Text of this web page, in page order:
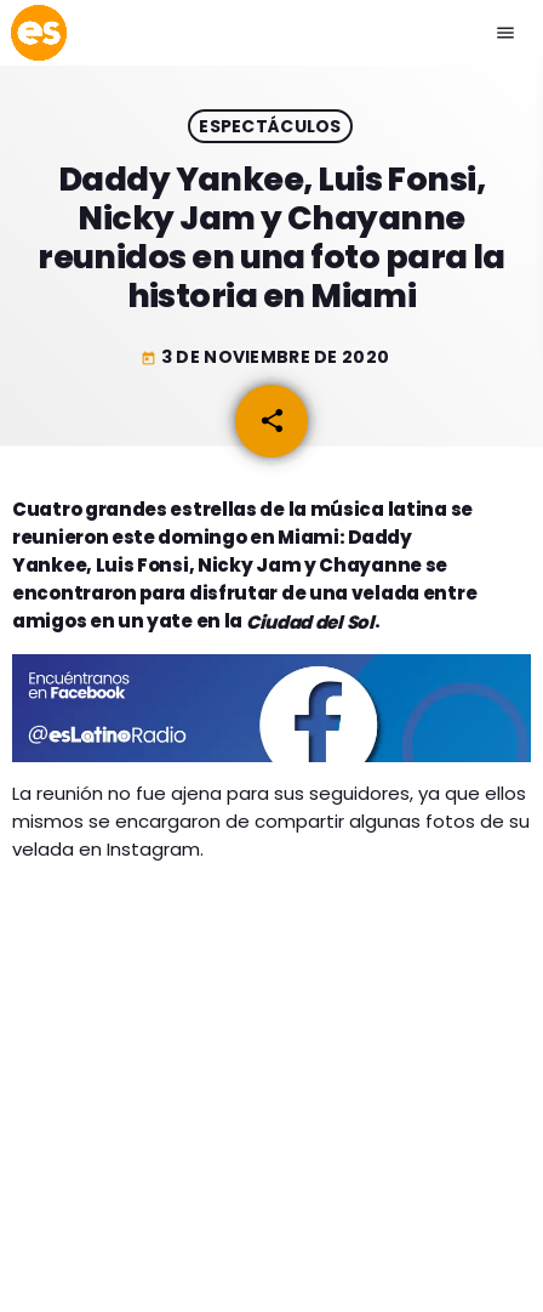
menu
play_arrow EMISIÓN LA PAZ
EMISIÓN COCHABAMBA
ESLATINO NEWS
ESPECTÁCULOS
GEEKERS
MÚSICA
ENTRETENIMIENTO
INICIO
RADIO SPLENDID
CONTACTO
ESPECTÁCULOS
Daddy Yankee, Luis Fonsi,
Nicky Jam y Chayanne
reunidos en una foto para la
historia en Miami
today 3 DE NOVIEMBRE DE 2020
share
email
Cuatro grandes estrellas de la música latina se
reunieron este domingo en Miami:Daddy
Yankee, Luis Fonsi, Nicky Jam y Chayannese
encontraron para disfrutar de una velada entre
amigos en un yate en la Ciudad del Sol.
La reunión no fue ajena para sus seguidores, ya que ellos
mismos se encargaron de compartir algunas fotos de su
velada en Instagram.